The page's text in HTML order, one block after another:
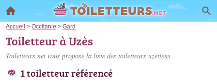
Accueil > Occitanie > Gard
Toiletteur à Uzès
Toiletteurs.net vous propose la liste des toiletteurs uzétiens.
1 toiletteur référencé